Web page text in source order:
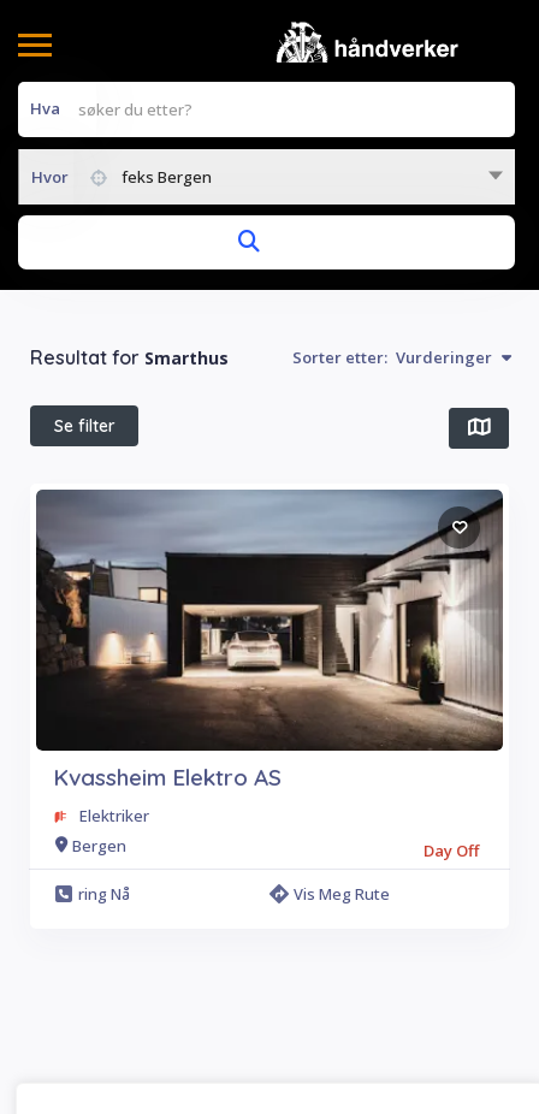
Hva
Hvor feks Bergen
Resultat for Smarthus Sorter etter: Vurderinger
Se filter
Kvassheim Elektro AS
Elektriker
Bergen
Day Off
ring Nå
Vis Meg Rute